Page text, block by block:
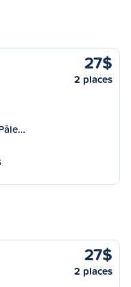
27$
2 places
27$
2 places